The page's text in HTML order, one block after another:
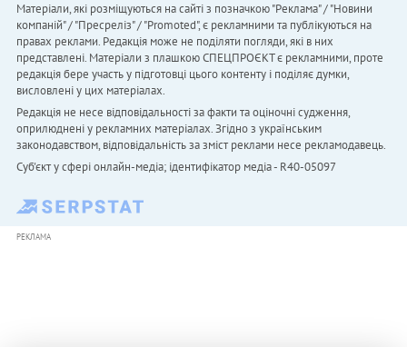
Матеріали, які розміщуються на сайті з позначкою "Реклама" / "Новини
компаній" / "Пресреліз" / "Promoted", є рекламними та публікуються на
правах реклами. Редакція може не поділяти погляди, які в них
представлені. Матеріали з плашкою СПЕЦПРОЄКТ є рекламними, проте
редакція бере участь у підготовці цього контенту і поділяє думки,
висловлені у цих матеріалах.
Редакція не несе відповідальності за факти та оціночні судження,
оприлюднені у рекламних матеріалах. Згідно з українським
законодавством, відповідальність за зміст реклами несе рекламодавець.
Cуб'єкт у сфері онлайн-медіа; ідентифікатор медіа - R40-05097
РЕКЛАМА